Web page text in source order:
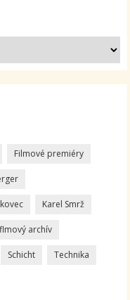
Filmové premiéry
Karel Smrž
archív
Schicht Technika